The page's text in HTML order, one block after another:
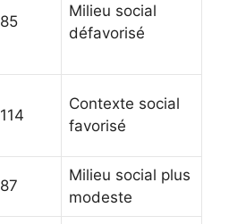
85
Milieu social
défavorisé
114
Contexte social
favorisé
87
Milieu social plus
modeste